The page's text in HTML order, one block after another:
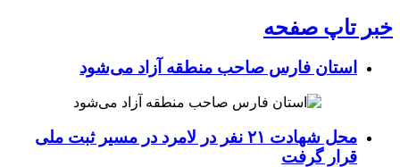
خبر تاپ صفحه
استان فارس صاحب منطقه آزاد می‌شود
محل شهادت ۲۱ نفر در لامرد در مسیر ثبت ملی
قرار گرفت